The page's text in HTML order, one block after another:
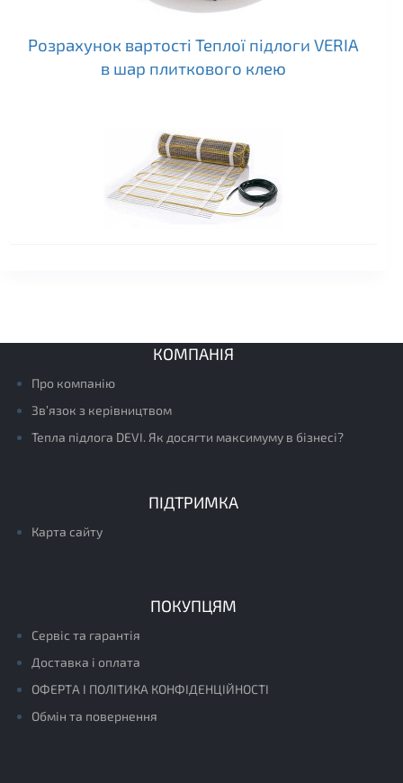
Розрахунок вартості Теплої підлоги VERIA
в шар плиткового клею
КОМПАНІЯ
Про компанію
Зв’язок з керівництвом
Тепла підлога DEVI. Як досягти максимуму в бізнесі?
ПІДТРИМКА
Карта сайту
ПОКУПЦЯМ
Сервіс та гарантія
Доставка і оплата
ОФЕРТА І ПОЛІТИКА КОНФІДЕНЦІЙНОСТІ
Обмін та повернення